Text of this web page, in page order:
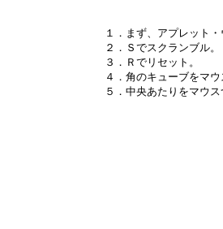
１．まず、アプレット
２．Ｓでスクランブル。
３．Ｒでリセット。
４．角のキューブをマ